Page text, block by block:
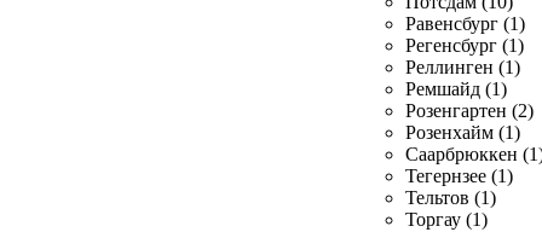
Равенсбург (1)
Регенсбург (1)
Реллинген (1)
Ремшайд (1)
Розенгартен (2)
Розенхайм (1)
Саарбрюккен
Тегернзее (1)
Тельтов (1)
Торгау (1)